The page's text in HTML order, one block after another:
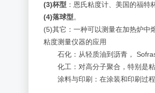
(3)杯型 ：恩氏粘度计、美国的福特
(4)落球型。
(5)其它：一种可以测量在加热炉中
粘度测量仪器的应用
石化：从轻质油到沥青，
化工：对高分子聚合，特别是粘
涂料与印刷：在涂装和印刷过程